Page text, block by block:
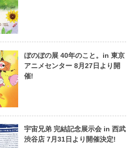
ぼのぼの展 40年のこと。in 東京
アニメセンター 8月27日より開
催!
宇宙兄弟 完結記念展示会 in 西武
渋谷店 7月31日より開催決定!